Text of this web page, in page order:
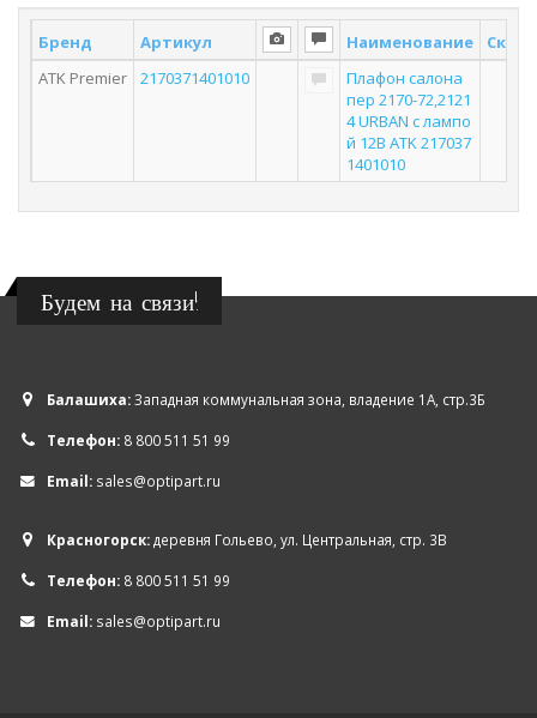
Бренд Артикул Наименование
ATK Premier
2170371401010
Плафон салона
пер 2170-72,2121
4 URBAN с лампо
й 12В ATK 217037
1401010
Будем на связи!
Балашиха:Западная коммунальная зона, владение 1А, стр.3Б
Телефон: 8 800 511 51 99
Email: sales@optipart.ru
Красногорск:деревня Гольево, ул. Центральная, стр. 3В
Телефон: 8 800 511 51 99
Email: sales@optipart.ru